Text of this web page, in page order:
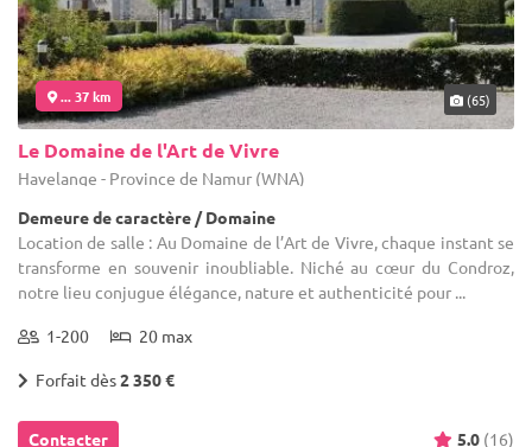
... 37 km (65)
Le Domaine de l'Art de Vivre
Havelange - Province de Namur (WNA)
Demeure de caractère / Domaine
Location de salle : Au Domaine de l’Art de Vivre, chaque instant se
transforme en souvenir inoubliable. Niché au cœur du Condroz,
notre lieu conjugue élégance, nature et authenticité pour ...
1-200 20 max
Forfait dès2 350 €
Contacter 5.0 (16)